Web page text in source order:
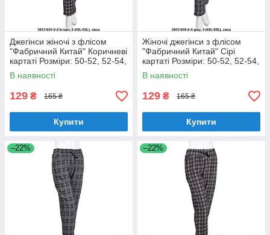
Джегінси жіночі з флісом
"Фабричний Китай" Коричневі
картаті Розміри: 50-52, 52-54,
54-56, 56-58 (18128-5)
В наявності
129 ₴ 165 ₴
Купити
Жіночі джегінси з флісом
"Фабричний Китай" Сірі
картаті Розміри: 50-52, 52-54,
54-56, 56-58 (18128-6)
В наявності
129 ₴ 165 ₴
Купити
–22% –22%